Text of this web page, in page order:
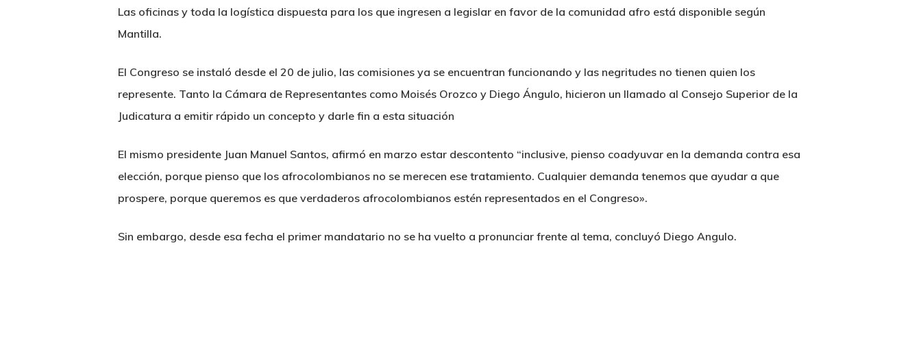
Las oficinas y toda la logística dispuesta para los que ingresen a legislar en favor de la comunidad afro está disponible según
Mantilla.
El Congreso se instaló desde el 20 de julio, las comisiones ya se encuentran funcionando y las negritudes no tienen quien los
represente. Tanto la Cámara de Representantes como Moisés Orozco y Diego Ángulo, hicieron un llamado al Consejo Superior de la
Judicatura a emitir rápido un concepto y darle fin a esta situación
El mismo presidente Juan Manuel Santos, afirmó en marzo estar descontento “inclusive, pienso coadyuvar en la demanda contra esa
elección, porque pienso que los afrocolombianos no se merecen ese tratamiento. Cualquier demanda tenemos que ayudar a que
prospere, porque queremos es que verdaderos afrocolombianos estén representados en el Congreso».
Sin embargo, desde esa fecha el primer mandatario no se ha vuelto a pronunciar frente al tema, concluyó Diego Angulo.